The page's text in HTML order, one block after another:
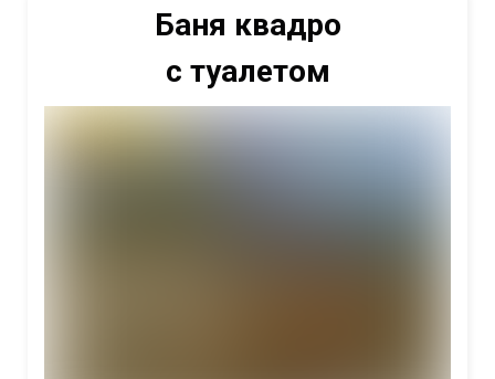
Баня квадро
с туалетом